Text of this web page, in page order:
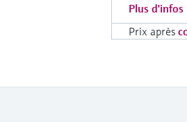
Plus d'infos
Prix après